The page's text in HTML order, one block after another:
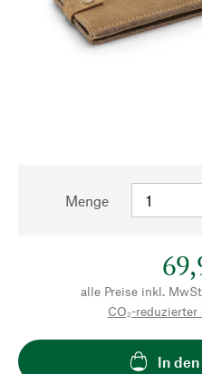
Menge
alle Preise inkl.
CO₂-reduzierter
In